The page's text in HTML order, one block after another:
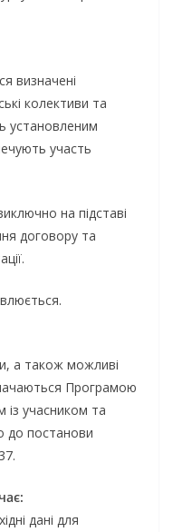
визначені
колективи та
установленим
участь
на підставі
договору та
а також можливі
Програмою
учасником та
до постанови
дані для